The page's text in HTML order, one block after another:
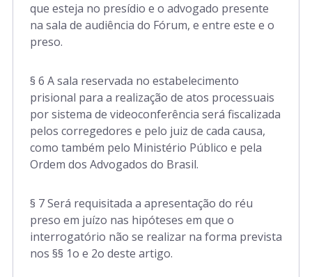
que esteja no presídio e o advogado presente
na sala de audiência do Fórum, e entre este e o
preso.
§ 6 A sala reservada no estabelecimento
prisional para a realização de atos processuais
por sistema de videoconferência será fiscalizada
pelos corregedores e pelo juiz de cada causa,
como também pelo Ministério Público e pela
Ordem dos Advogados do Brasil.
§ 7 Será requisitada a apresentação do réu
preso em juízo nas hipóteses em que o
interrogatório não se realizar na forma prevista
nos §§ 1o e 2o deste artigo.